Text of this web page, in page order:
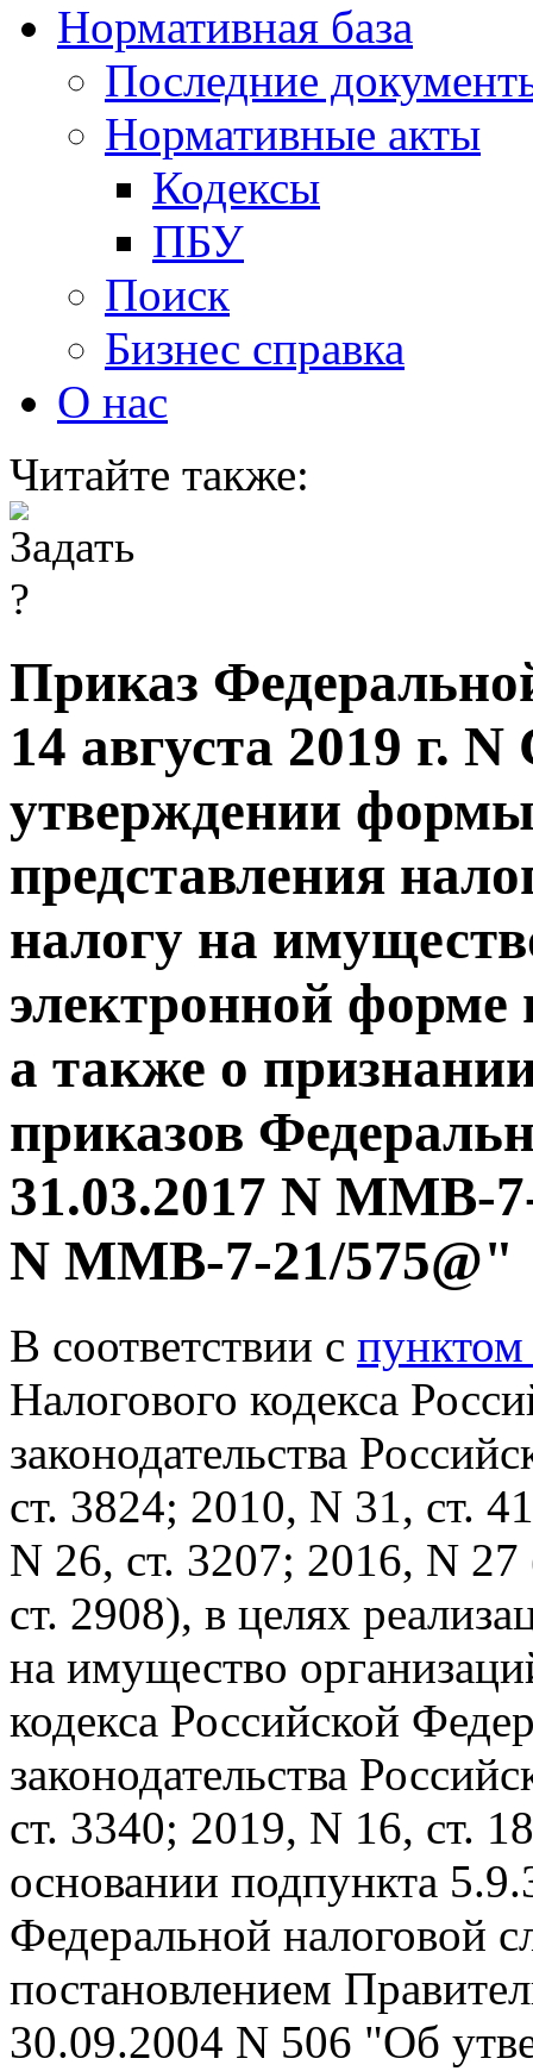
Нормативная база
Последние
Нормативные акты
Кодексы
ПБУ
Поиск
Бизнес справка
О нас
Читайте также:
Приказ
14 августа 2019 г.
утверждении
представления
налогу на
электронной форме
а также о
приказов
31.03.2017 N ММВ-
N ММВ-7-21/575@"
В соответствии с пунктом
Налогового кодекса
законодательства
ст. 3824; 2010, N 31, ст.
N 26, ст. 3207; 2016, N
ст. 2908), в целях
на имущество
кодекса Российской
законодательства
ст. 3340; 2019, N 16, ст.
основании подпункта
Федеральной налоговой
постановлением
30.09.2004 N 506 "Об